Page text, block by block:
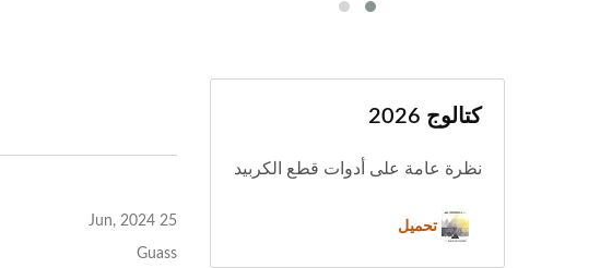
25 Jun, 2024
Guass
كتالوج 2026
نظرة عامة على أدوات قطع الكربيد
تحميل